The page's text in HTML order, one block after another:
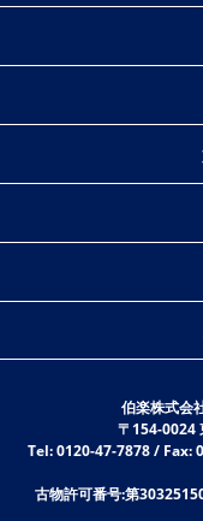
伯楽株式会
〒154-0024
Tel: 0120-47-7878 /
古物許可番号:第